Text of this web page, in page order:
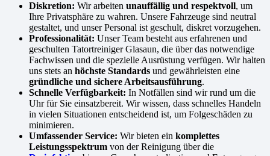
Diskretion: Wir arbeiten unauffällig und respektvoll, um
Ihre Privatsphäre zu wahren. Unsere Fahrzeuge sind neutral
gestaltet, und unser Personal ist geschult, diskret vorzugehen.
Professionalität: Unser Team besteht aus erfahrenen und
geschulten Tatortreiniger Glasaun, die über das notwendige
Fachwissen und die spezielle Ausrüstung verfügen. Wir halten
uns stets an höchste Standards und gewährleisten eine
gründliche und sichere Arbeitsausführung.
Schnelle Verfügbarkeit: In Notfällen sind wir rund um die
Uhr für Sie einsatzbereit. Wir wissen, dass schnelles Handeln
in vielen Situationen entscheidend ist, um Folgeschäden zu
minimieren.
Umfassender Service: Wir bieten ein komplettes
Leistungsspektrum von der Reinigung über die